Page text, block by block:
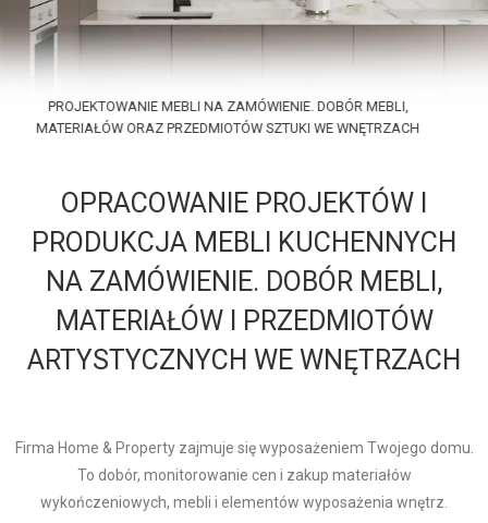
PROJEKTOWANIE MEBLI NA ZAMÓWIENIE. DOBÓR MEBLI,
MATERIAŁÓW ORAZ PRZEDMIOTÓW SZTUKI WE WNĘTRZACH
OPRACOWANIE PROJEKTÓW I
PRODUKCJA MEBLI KUCHENNYCH
NA ZAMÓWIENIE. DOBÓR MEBLI,
MATERIAŁÓW I PRZEDMIOTÓW
ARTYSTYCZNYCH WE WNĘTRZACH
Firma Home & Property zajmuje się wyposażeniem Twojego domu.
To dobór, monitorowanie cen i zakup materiałów
wykończeniowych, mebli i elementów wyposażenia wnętrz.